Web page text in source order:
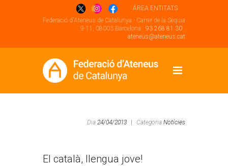
ÁREA ENTITATS
Federació d'Ateneus de Catalunya - Carrer de la Sèquia
9-11, 08003 Barcelona . 93 268 81 30 .
ateneus@ateneus.cat
Dia 24/04/2013 Categoria Notícies
El català, llengua jove!